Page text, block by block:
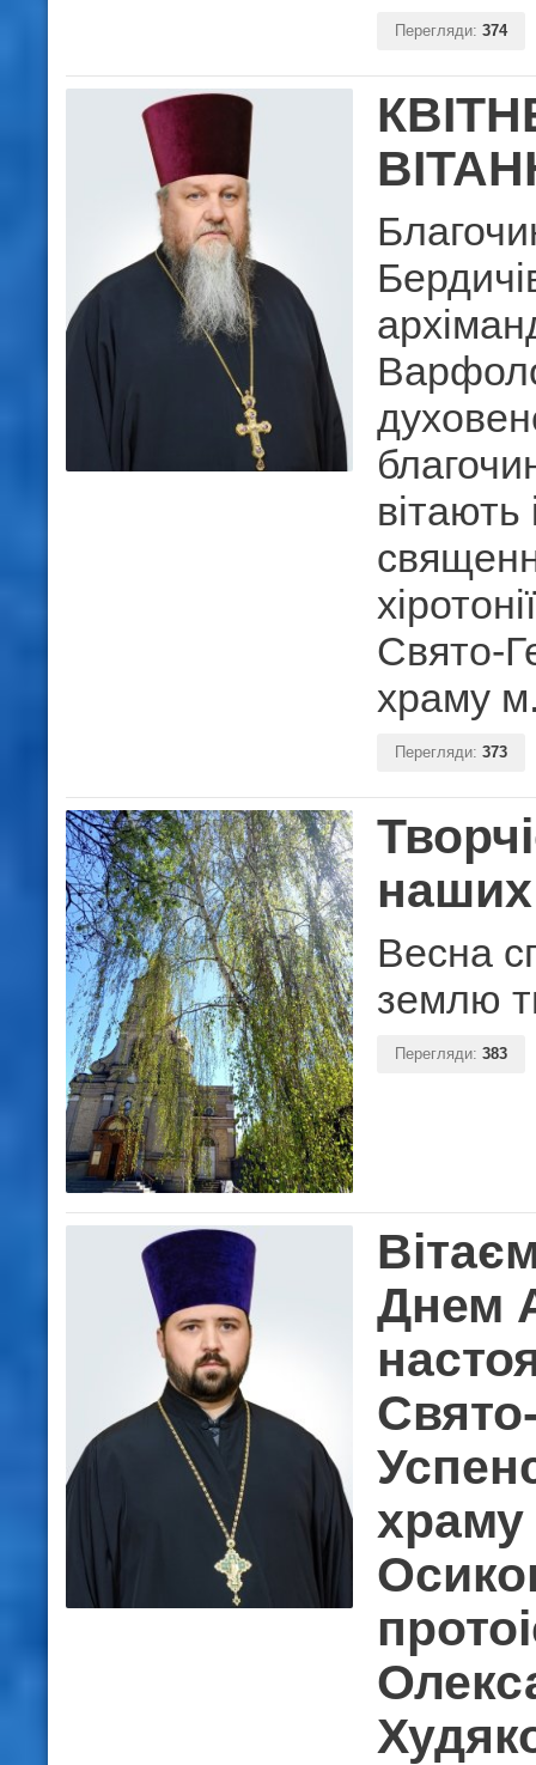
Перегляди: 374
Свято-
храму
Перегляди: 373
Весна
землю
Перегляди: 383
Днем
храму